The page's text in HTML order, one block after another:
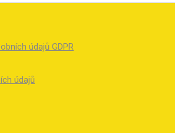
údajů GDPR
údajů